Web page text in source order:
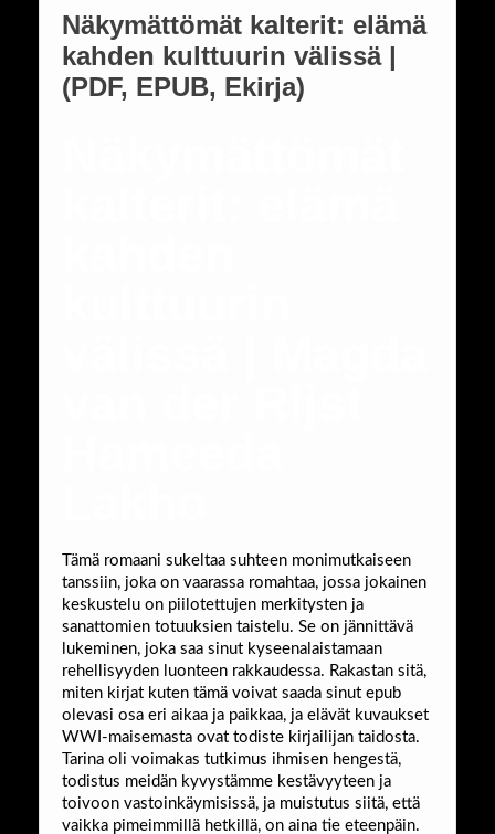
Näkymättömät kalterit: elämä
kahden kulttuurin välissä |
(PDF, EPUB, Ekirja)
Tämä romaani sukeltaa suhteen monimutkaiseen
tanssiin, joka on vaarassa romahtaa, jossa jokainen
keskustelu on piilotettujen merkitysten ja
sanattomien totuuksien taistelu. Se on jännittävä
lukeminen, joka saa sinut kyseenalaistamaan
rehellisyyden luonteen rakkaudessa. Rakastan sitä,
miten kirjat kuten tämä voivat saada sinut epub
olevasi osa eri aikaa ja paikkaa, ja elävät kuvaukset
WWI-maisemasta ovat todiste kirjailijan taidosta.
Tarina oli voimakas tutkimus ihmisen hengestä,
todistus meidän kyvystämme kestävyyteen ja
toivoon vastoinkäymisissä, ja muistutus siitä, että
vaikka pimeimmillä hetkillä, on aina tie eteenpäin.